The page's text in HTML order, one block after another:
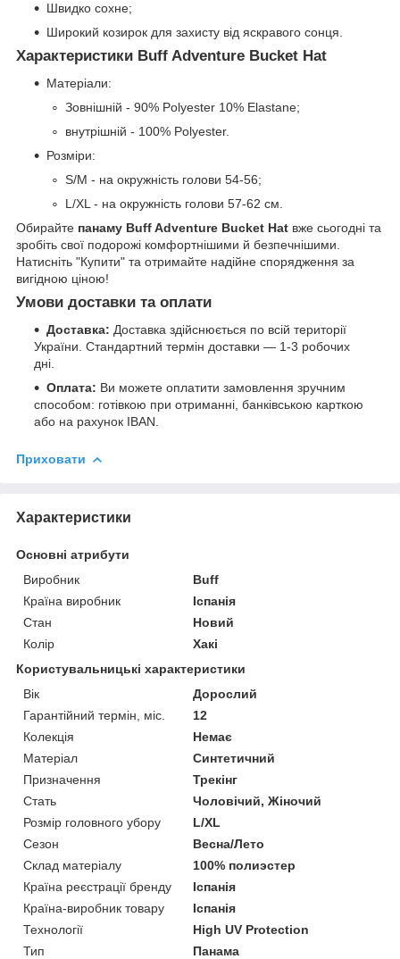
Швидко сохне;
Широкий козирок для захисту від яскравого сонця.
Характеристики Buff Adventure Bucket Hat
Матеріали:
Зовнішній - 90% Polyester 10% Elastane;
внутрішній - 100% Polyester.
Розміри:
S/M - на окружність голови 54-56;
L/XL - на окружність голови 57-62 см.
Обирайте панаму Buff Adventure Bucket Hat вже сьогодні та
зробіть свої подорожі комфортнішими й безпечнішими.
Натисніть "Купити" та отримайте надійне спорядження за
вигідною ціною!
Умови доставки та оплати
Доставка: Доставка здійснюється по всій території
України. Стандартний термін доставки — 1-3 робочих
дні.
Оплата: Ви можете оплатити замовлення зручним
способом: готівкою при отриманні, банківською карткою
або на рахунок IBAN.
Приховати
Характеристики
Основні атрибути
Виробник
Buff
Країна виробник
Іспанія
Стан
Новий
Колір
Хакі
Користувальницькі характеристики
Вік
Дорослий
Гарантійний термін, міс.
12
Колекція
Немає
Матеріал
Синтетичний
Призначення
Трекінг
Стать
Чоловічий, Жіночий
Розмір головного убору
L/XL
Сезон
Весна/Лето
Склад матеріалу
100% полиэстер
Країна реєстрації бренду
Іспанія
Країна-виробник товару
Іспанія
Технології
High UV Protection
Тип
Панама